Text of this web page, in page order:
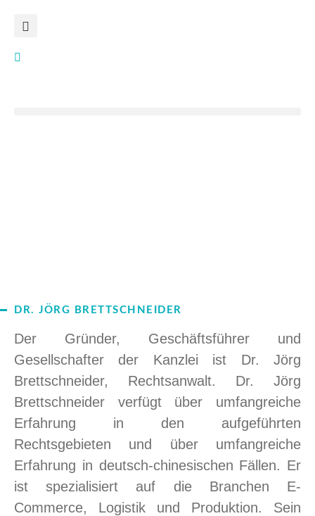
DR. JÖRG BRETTSCHNEIDER
Der Gründer, Geschäftsführer und
Gesellschafter der Kanzlei ist Dr. Jörg
Brettschneider, Rechtsanwalt. Dr. Jörg
Brettschneider verfügt über umfangreiche
Erfahrung in den aufgeführten
Rechtsgebieten und über umfangreiche
Erfahrung in deutsch-chinesischen Fällen. Er
ist spezialisiert auf die Branchen E-
Commerce, Logistik und Produktion. Sein